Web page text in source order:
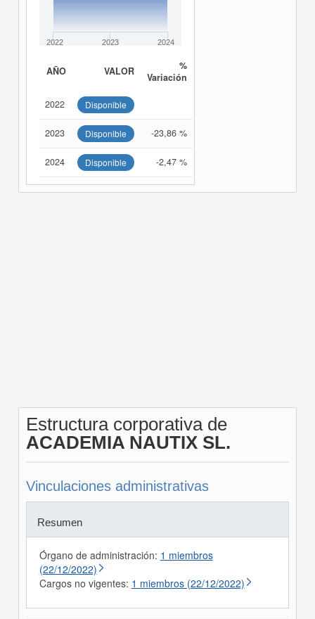
2022 2023 2024
AÑO VALOR
%
Variación
2022 Disponible
2023 Disponible -23,86 %
2024 Disponible -2,47 %
Estructura corporativa de
ACADEMIA NAUTIX SL.
Vinculaciones administrativas
Resumen
Órgano de administración: 1 miembros
(22/12/2022)
Cargos no vigentes: 1 miembros (22/12/2022)